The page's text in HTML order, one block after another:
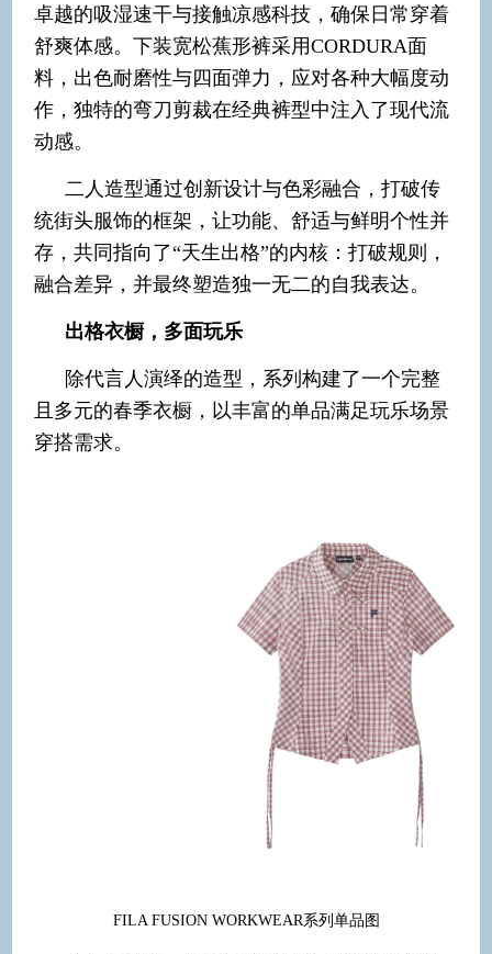
卓越的吸湿速干与接触凉感科技，确保日常穿着
舒爽体感。下装宽松蕉形裤采用CORDURA面
料，出色耐磨性与四面弹力，应对各种大幅度动
作，独特的弯刀剪裁在经典裤型中注入了现代流
动感。
二人造型通过创新设计与色彩融合，打破传
统街头服饰的框架，让功能、舒适与鲜明个性并
存，共同指向了“天生出格”的内核：打破规则，
融合差异，并最终塑造独一无二的自我表达。
出格衣橱，多面玩乐
除代言人演绎的造型，系列构建了一个完整
且多元的春季衣橱，以丰富的单品满足玩乐场景
穿搭需求。
FILA FUSION WORKWEAR系列单品图